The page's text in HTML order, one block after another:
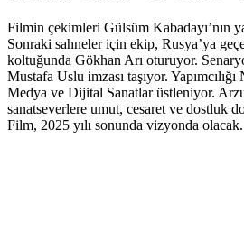
Filmin çekimleri Gülsüm Kabadayı’nın
Sonraki sahneler için ekip, Rusya’ya
koltuğunda Gökhan Arı oturuyor.
Mustafa Uslu imzası taşıyor.
Medya ve Dijital Sanatlar üstleniyor.
sanatseverlere umut, cesaret ve dostluk
Film, 2025 yılı sonunda vizyonda olacak.